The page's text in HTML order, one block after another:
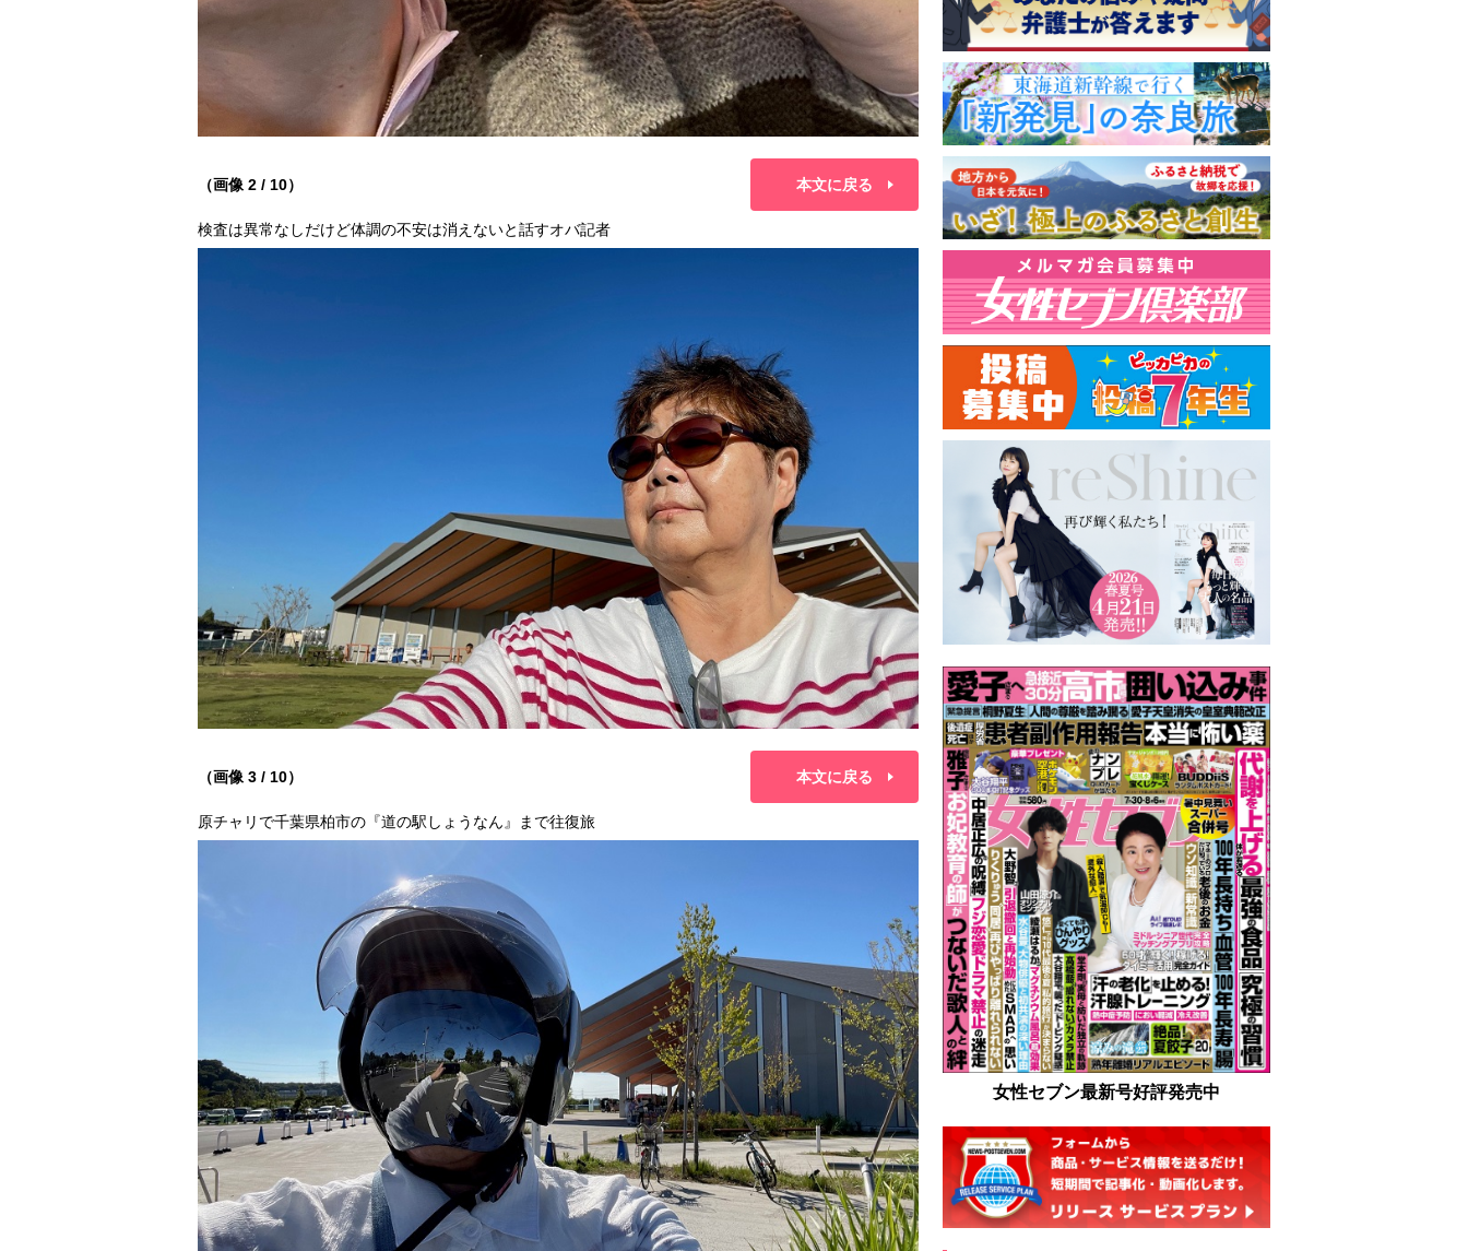
（画像 2 / 10） 本文に戻る
検査は異常なしだけど体調の不安は消えないと話すオバ記者
（画像 3 / 10） 本文に戻る
原チャリで千葉県柏市の『道の駅しょうなん』まで往復旅
女性セブン最新号好評発売中